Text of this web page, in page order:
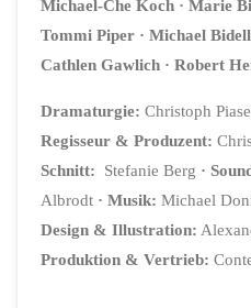
Michael-Che Koch · Marie
Tommi Piper · Michael
Cathlen Gawlich · Robert
Dramaturgie: Christoph
Regisseur & Produzent:
Schnitt: Stefanie Berg ·
Albrodt · Musik: Michael
Design & Illustration:
Produktion & Vertrieb: